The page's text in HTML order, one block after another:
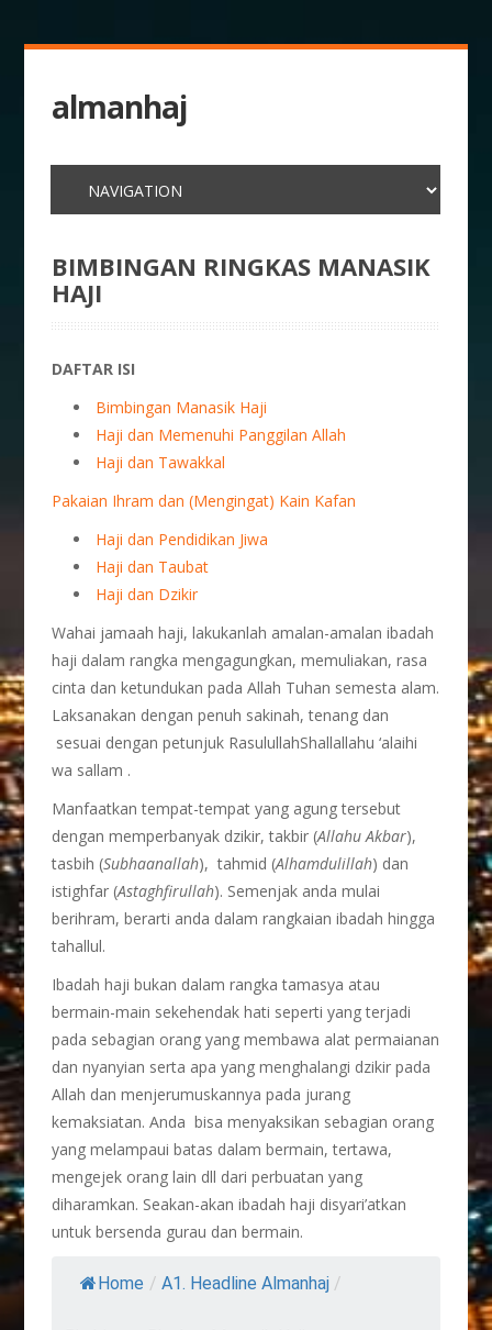
almanhaj
BIMBINGAN RINGKAS MANASIK
HAJI
DAFTAR ISI
Bimbingan Manasik Haji
Haji dan Memenuhi Panggilan Allah
Haji dan Tawakkal
Pakaian Ihram dan (Mengingat) Kain Kafan
Haji dan Pendidikan Jiwa
Haji dan Taubat
Haji dan Dzikir
Wahai jamaah haji, lakukanlah amalan-amalan ibadah
haji dalam rangka mengagungkan, memuliakan, rasa
cinta dan ketundukan pada Allah Tuhan semesta alam.
Laksanakan dengan penuh sakinah, tenang dan
sesuai dengan petunjuk RasulullahShallallahu ‘alaihi
wa sallam .
Manfaatkan tempat-tempat yang agung tersebut
dengan memperbanyak dzikir, takbir (Allahu Akbar),
tasbih (Subhaanallah), tahmid (Alhamdulillah) dan
istighfar (Astaghfirullah). Semenjak anda mulai
berihram, berarti anda dalam rangkaian ibadah hingga
tahallul.
Ibadah haji bukan dalam rangka tamasya atau
bermain-main sekehendak hati seperti yang terjadi
pada sebagian orang yang membawa alat permaianan
dan nyanyian serta apa yang menghalangi dzikir pada
Allah dan menjerumuskannya pada jurang
kemaksiatan. Anda bisa menyaksikan sebagian orang
yang melampaui batas dalam bermain, tertawa,
mengejek orang lain dll dari perbuatan yang
diharamkan. Seakan-akan ibadah haji disyari’atkan
untuk bersenda gurau dan bermain.
Home / A1. Headline Almanhaj /